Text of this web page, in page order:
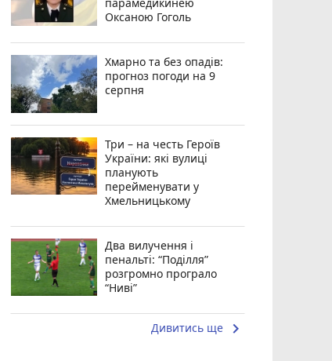
Оксаною Гоголь
Хмарно та без опадів:
прогноз погоди на 9
серпня
Три – на честь Героїв
України: які вулиці
планують
перейменувати у
Хмельницькому
Два вилучення і
пенальті: “Поділля”
розгромно програло
“Ниві”
Дивитись ще keyboard_arrow_right